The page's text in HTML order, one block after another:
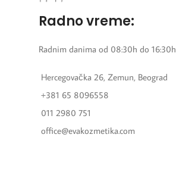
Radno vreme:
Radnim danima od 08:30h do 16:30h
Hercegovačka 26, Zemun, Beograd
+381 65 8096558
011 2980 751
office@evakozmetika.com